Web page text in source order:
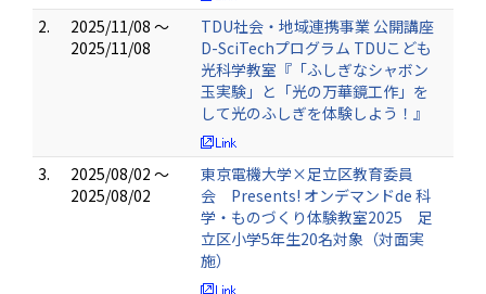
2.
2025/11/08 ～
2025/11/08
TDU社会・地域連携事業 公開講座
D-SciTechプログラム TDUこども
光科学教室『「ふしぎなシャボン
玉実験」と「光の万華鏡工作」を
して光のふしぎを体験しよう！』
3.
2025/08/02 ～
2025/08/02
東京電機大学×足立区教育委員
会 Presents! オンデマンドde 科
学・ものづくり体験教室2025 足
立区小学5年生20名対象（対面実
施）